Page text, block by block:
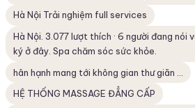
Hà Nội Trải nghiệm full services
Hà Nội. 3.077 lượt thích · 6 người đang nói
ký ở đây. Spa chăm sóc sức khỏe.
hân hạnh mang tới không gian thư giãn ...
HỆ THỐNG MASSAGE ĐẲNG CẤP